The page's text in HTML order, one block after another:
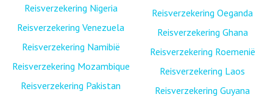
Reisverzekering Nigeria
Reisverzekering Venezuela
Reisverzekering Namibië
Reisverzekering Mozambique
Reisverzekering Pakistan
Reisverzekering Oeganda
Reisverzekering Ghana
Reisverzekering Roemenië
Reisverzekering Laos
Reisverzekering Guyana